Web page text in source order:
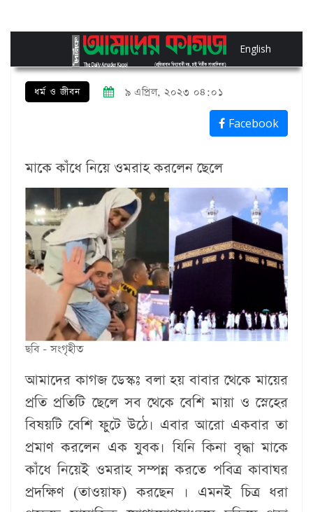
English
ধর্ম ও জীবন ৯ এপ্রিল, ২০২৩ ০৪:০১
Facebook
মাকে কাঁধে নিয়ে ওমরাহ করলেন ছেলে
ছবি - সংগৃহীত
আমাদের কাগজ ডেস্কঃবলা হয় বাবার থেকে মায়ের
প্রতি প্রতিটি ছেলে সব থেকে বেশি মায়া ও স্নেহের
বিষয়টি বেশি ফুটে উঠে। এবার আরো একবার তা
প্রমাণ করলেন এক যুবক। যিনি কিনা বৃদ্ধা মাকে
কাঁধে নিয়েই ওমরাহ সম্পন্ন করতে পবিত্র কাবাঘর
প্রদক্ষিণ (তাওয়াফ) করছেন । এমনই চিত্র ধরা